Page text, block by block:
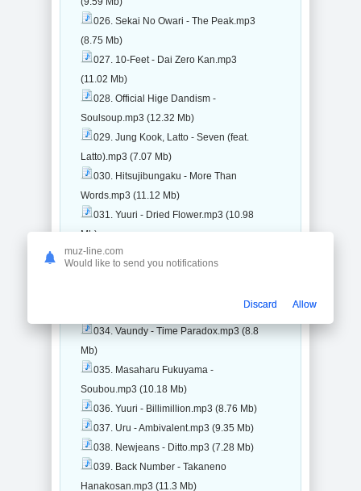
026. Sekai No Owari - The Peak.mp3
(8.75 Mb)
027. 10-Feet - Dai Zero Kan.mp3
(11.02 Mb)
028. Official Hige Dandism -
Soulsoup.mp3 (12.32 Mb)
029. Jung Kook, Latto - Seven (feat.
Latto).mp3 (7.07 Mb)
030. Hitsujibungaku - More Than
Words.mp3 (11.12 Mb)
031. Yuuri - Dried Flower.mp3 (10.98
Mb)
032. Back Number - Suiheisen.mp3
034. Vaundy - Time Paradox.mp3 (8.8
Mb)
035. Masaharu Fukuyama -
Soubou.mp3 (10.18 Mb)
036. Yuuri - Billimillion.mp3 (8.76 Mb)
037. Uru - Ambivalent.mp3 (9.35 Mb)
038. Newjeans - Ditto.mp3 (7.28 Mb)
039. Back Number - Takaneno
Hanakosan.mp3 (11.3 Mb)
muz-line.com
Would like to send you notifications
Discard Allow